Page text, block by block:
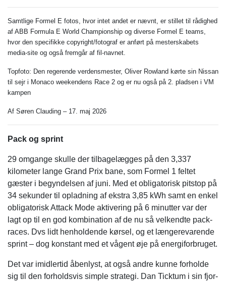
Samtlige Formel E fotos, hvor intet andet er nævnt, er stillet til rådighed
af ABB Formula E World Championship og diverse Formel E teams,
hvor den specifikke copyright/fotograf er anført på mesterskabets
media-site og også fremgår af fil-navnet.
Topfoto: Den regerende verdensmester, Oliver Rowland kørte sin Nissan
til sejr i Monaco weekendens Race 2 og er nu også på 2. pladsen i VM
kampen
Af Søren Clauding – 17. maj 2026
Pack og sprint
29 omgange skulle der tilbagelægges på den 3,337
kilometer lange Grand Prix bane, som Formel 1 feltet
gæster i begyndelsen af juni. Med et obligatorisk pitstop på
34 sekunder til opladning af ekstra 3,85 kWh samt en enkel
obligatorisk Attack Mode aktivering på 6 minutter var der
lagt op til en god kombination af de nu så velkendte pack-
races. Dvs lidt henholdende kørsel, og et længerevarende
sprint – dog konstant med et vågent øje på energiforbruget.
Det var imidlertid åbenlyst, at også andre kunne forholde
sig til den forholdsvis simple strategi. Dan Ticktum i sin fjor-